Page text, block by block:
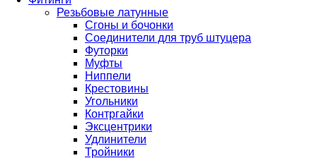
Резьбовые латунные
Сгоны и бочонки
Соединители для труб штуцера
Футорки
Муфты
Ниппели
Крестовины
Угольники
Контргайки
Эксцентрики
Удлинители
Тройники